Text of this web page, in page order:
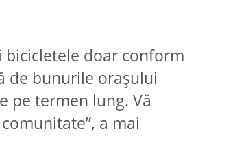
bicicletele doar conform
de bunurile orașului
pe termen lung. Vă
a mai